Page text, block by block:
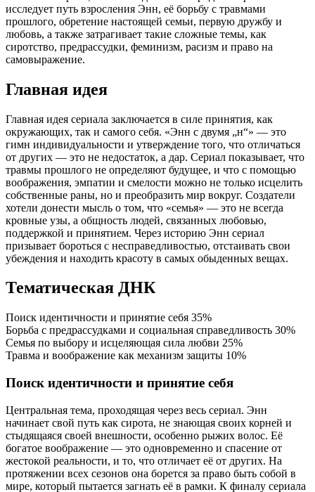
исследует путь взросления Энн, её борьбу с травмами
прошлого, обретение настоящей семьи, первую дружбу и
любовь, а также затрагивает такие сложные темы, как
сиротство, предрассудки, феминизм, расизм и право на
самовыражение.
Главная идея
Главная идея сериала заключается в силе принятия, как
окружающих, так и самого себя. «Энн с двумя „н“» — это
гимн индивидуальности и утверждение того, что отличаться
от других — это не недостаток, а дар. Сериал показывает, что
травмы прошлого не определяют будущее, и что с помощью
воображения, эмпатии и смелости можно не только исцелить
собственные раны, но и преобразить мир вокруг. Создатели
хотели донести мысль о том, что «семья» — это не всегда
кровные узы, а общность людей, связанных любовью,
поддержкой и принятием. Через историю Энн сериал
призывает бороться с несправедливостью, отстаивать свои
убеждения и находить красоту в самых обыденных вещах.
Тематическая ДНК
Поиск идентичности и принятие себя 35%
Борьба с предрассудками и социальная справедливость 30%
Семья по выбору и исцеляющая сила любви 25%
Травма и воображение как механизм защиты 10%
Поиск идентичности и принятие себя
Центральная тема, проходящая через весь сериал. Энн
начинает свой путь как сирота, не знающая своих корней и
стыдящаяся своей внешности, особенно рыжих волос. Её
богатое воображение — это одновременно и спасение от
жестокой реальности, и то, что отличает её от других. На
протяжении всех сезонов она борется за право быть собой в
мире, который пытается загнать её в рамки. К финалу сериала